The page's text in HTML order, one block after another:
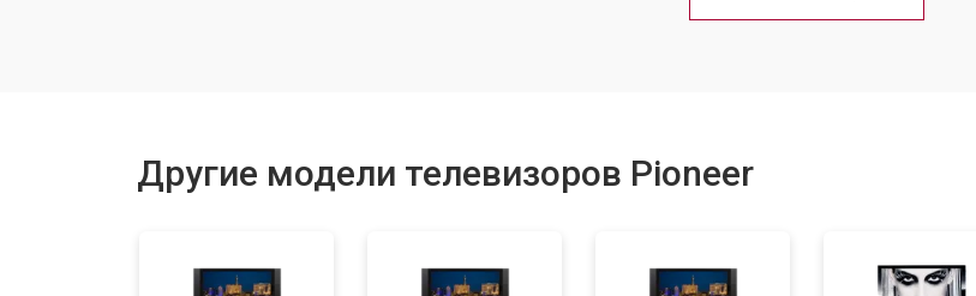
Другие модели телевизоров Pioneer